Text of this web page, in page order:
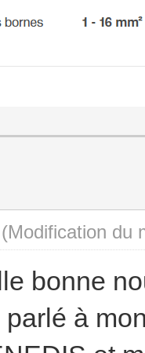
(Modification du
bonne
à